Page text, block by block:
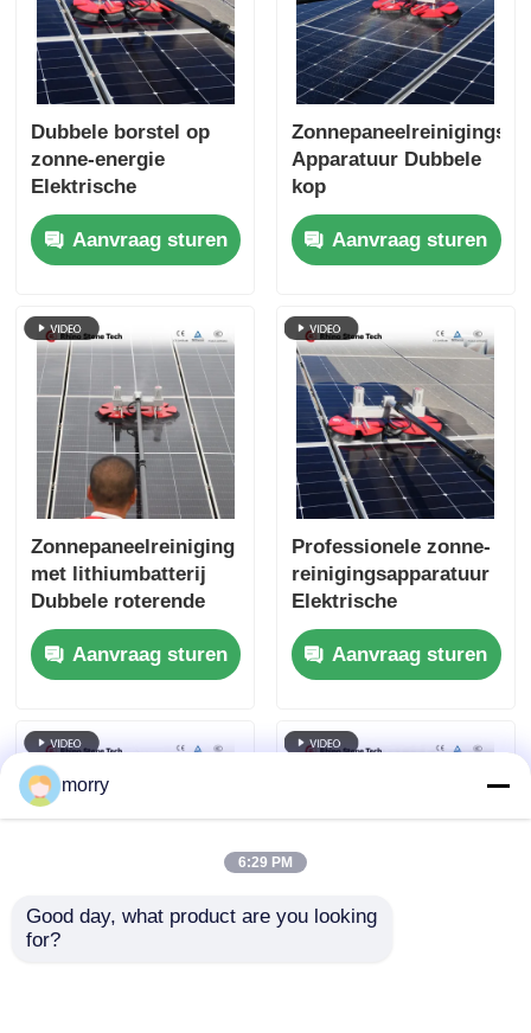
Dubbele borstel op
zonne-energie
Elektrische
fotovoltaïsche
modules
Reinigingsrobotborstel
voor het
reinigingssysteem
voor zonnepanelen
Aanvraag sturen
Apparatuur Dubbele
kop
Zonnepaneelreiniging
Roterende borstel
Aanvraag sturen
Zonnepaneelreiniging
met lithiumbatterij
Dubbele roterende
borstel en
telescopische paal
voor PV-systemen op
Aanvraag sturen
Professionele zonne-
reinigingsapparatuur
Elektrische
fotovoltaïsche
panelen Reiniging
Roterende borstel
Aanvraag sturen
morry
6:29 PM
Good day, what product are you looking
for?